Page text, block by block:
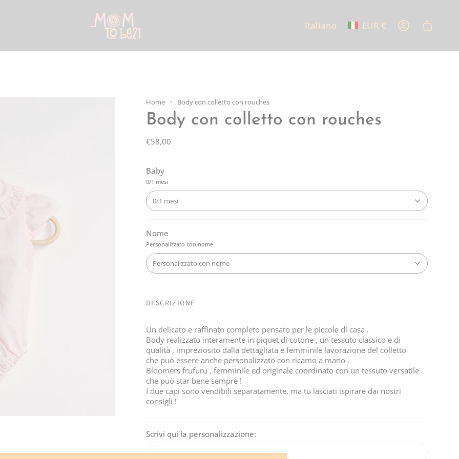
Lingua
Italiano Valuta
EUR € Account
Home Body con colletto con rouches
Body con colletto con rouches
€58,00
Baby
0/1 mesi
0/1 mesi
Nome
Personalizzato con nome
Personalizzato con nome
DESCRIZIONE
Un delicato e raffinato completo pensato per le piccole di casa .
Body realizzato interamente in piquet di cotone , un tessuto classico e di
qualità , impreziosito dalla dettagliata e femminile lavorazione del colletto
che può essere anche personalizzato con ricamo a mano .
Bloomers frufuru , femminile ed originale coordinato con un tessuto versatile
che può star bene sempre !
I due capi sono vendibili separatamente, ma tu lasciati ispirare dai nostri
consigli !
Scrivi qui la personalizzazione: